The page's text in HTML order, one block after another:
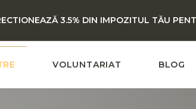
3.5% DIN IMPOZITUL TĂU
VOLUNTARIAT BLOG